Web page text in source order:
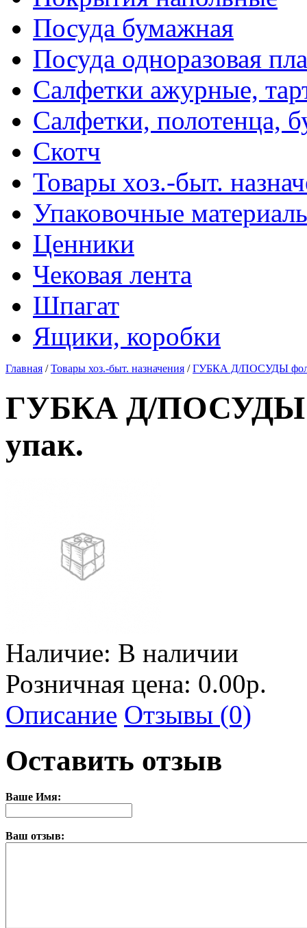
Посуда бумажная
Посуда одноразовая
Салфетки ажурные,
Салфетки, полотенца,
Скотч
Товары хоз.-быт.
Упаковочные
Ценники
Чековая лента
Шпагат
Ящики, коробки
Главная /Товары хоз.-быт. назначения /ГУБКА Д/ПОСУДЫ
ГУБКА Д/ПОСУДЫ
упак.
Наличие: В наличии
Розничная цена: 0.00р.
Описание Отзывы (0)
Оставить отзыв
Ваше Имя:
Ваш отзыв: